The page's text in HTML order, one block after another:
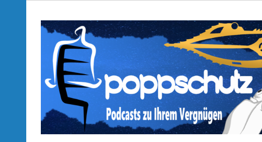
Podcasts zu Ihrem Vergnügen